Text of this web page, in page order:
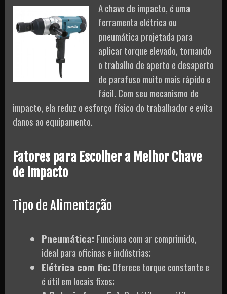
A chave de impacto, é uma
ferramenta elétrica ou
pneumática projetada para
aplicar torque elevado, tornando
o trabalho de aperto e desaperto
de parafuso muito mais rápido e
fácil. Com seu mecanismo de
impacto, ela reduz o esforço físico do trabalhador e evita
danos ao equipamento.
Fatores para Escolher a Melhor Chave
de Impacto
Tipo de Alimentação
Pneumática: Funciona com ar comprimido,
ideal para oficinas e indústrias;
Elétrica com fio: Oferece torque constante e
é útil em locais fixos;